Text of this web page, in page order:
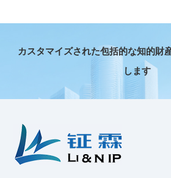
カスタマイズされた包括的な知的財
します